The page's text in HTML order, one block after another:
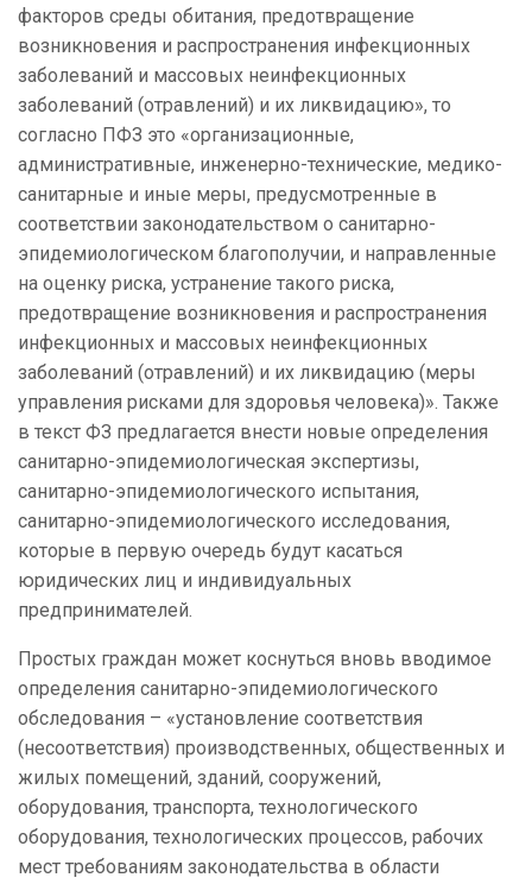
факторов среды обитания, предотвращение
возникновения и распространения инфекционных
заболеваний и массовых неинфекционных
заболеваний (отравлений) и их ликвидацию», то
согласно ПФЗ это «организационные,
административные, инженерно-технические, медико-
санитарные и иные меры, предусмотренные в
соответствии законодательством о санитарно-
эпидемиологическом благополучии, и направленные
на оценку риска, устранение такого риска,
предотвращение возникновения и распространения
инфекционных и массовых неинфекционных
заболеваний (отравлений) и их ликвидацию (меры
управления рисками для здоровья человека)». Также
в текст ФЗ предлагается внести новые определения
санитарно-эпидемиологическая экспертизы,
санитарно-эпидемиологического испытания,
санитарно-эпидемиологического исследования,
которые в первую очередь будут касаться
юридических лиц и индивидуальных
предпринимателей.
Простых граждан может коснуться вновь вводимое
определения санитарно-эпидемиологического
обследования – «установление соответствия
(несоответствия) производственных, общественных и
жилых помещений, зданий, сооружений,
оборудования, транспорта, технологического
оборудования, технологических процессов, рабочих
мест требованиям законодательства в области